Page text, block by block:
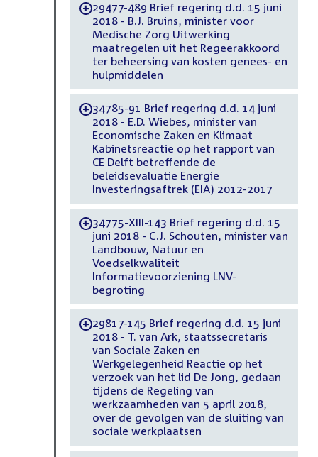
-29477-489 Brief regering d.d. 15 juni
2018 - B.J. Bruins, minister voor
Medische Zorg Uitwerking
maatregelen uit het Regeerakkoord
ter beheersing van kosten genees- en
hulpmiddelen
-34785-91 Brief regering d.d. 14 juni
2018 - E.D. Wiebes, minister van
Economische Zaken en Klimaat
Kabinetsreactie op het rapport van
CE Delft betreffende de
beleidsevaluatie Energie
Investeringsaftrek (EIA) 2012-2017
-34775-XIII-143 Brief regering d.d. 15
juni 2018 - C.J. Schouten, minister van
Landbouw, Natuur en
Voedselkwaliteit
Informatievoorziening LNV-
begroting
-29817-145 Brief regering d.d. 15 juni
2018 - T. van Ark, staatssecretaris
van Sociale Zaken en
Werkgelegenheid Reactie op het
verzoek van het lid De Jong, gedaan
tijdens de Regeling van
werkzaamheden van 5 april 2018,
over de gevolgen van de sluiting van
sociale werkplaatsen